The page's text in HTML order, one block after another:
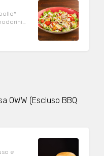
OWW (Escluso BBQ
e